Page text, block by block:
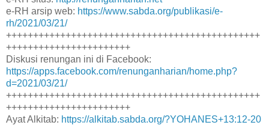
e-RH arsip web: https://www.sabda.org/publikasi/e-
rh/2021/03/21/
+++++++++++++++++++++++++++++++++++++++++++++++
+++++++++++++++++++++++
Diskusi renungan ini di Facebook:
https://apps.facebook.com/renunganharian/home.php?
d=2021/03/21/
+++++++++++++++++++++++++++++++++++++++++++++++
+++++++++++++++++++++++
Ayat Alkitab: https://alkitab.sabda.org/?YOHANES+13:12-20